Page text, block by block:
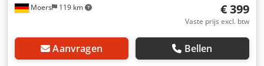
Moers 119 km € 399
Vaste prijs excl. btw
Aanvragen Bellen